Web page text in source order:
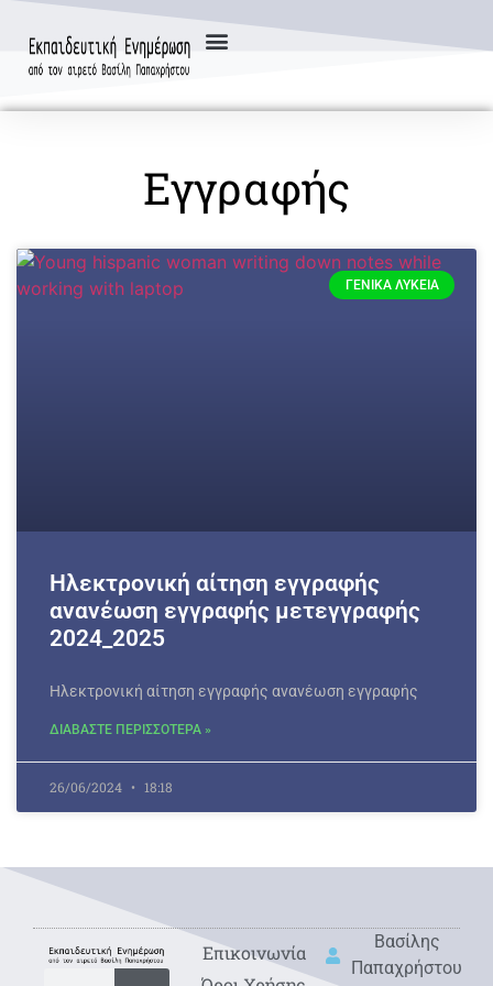
Εγγραφής
ΓΕΝΙΚΆ ΛΎΚΕΙΑ
Ηλεκτρονική αίτηση εγγραφής
ανανέωση εγγραφής μετεγγραφής
2024_2025
Ηλεκτρονική αίτηση εγγραφής ανανέωση εγγραφής
ΔΙΑΒΑΣΤΕ ΠΕΡΙΣΣΟΤΕΡΑ »
26/06/2024 18:18
Eπικοινωνία
Βασίλης
Παπαχρήστου